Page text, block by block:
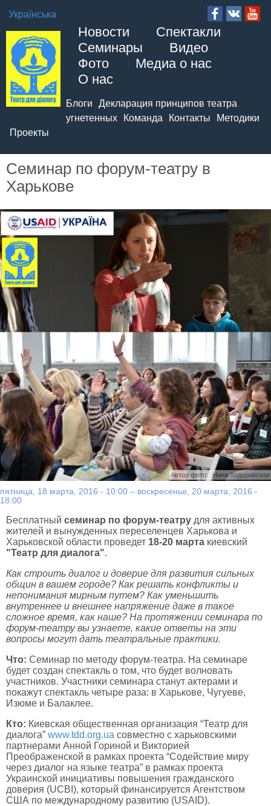
Новости
Спектакли
Семинары
Видео
Фото
Медиа о нас
О нас
Блоги
Декларация принципов театра
угнетенных
Команда Контакты
Методики
Проекты
Українська
Семинар по форум-театру в
Харькове
Автор фото: Нина Ходоривская
пятница, 18 марта, 2016 - 10:00 – воскресенье, 20 марта, 2016 -
18:00
Бесплатный семинар по форум-театру для активных
жителей и вынужденных переселенцев Харькова и
Харьковской области проведет 18-20 марта киевский
"Театр для диалога".
Как строить диалог и доверие для развития сильных
общин в вашем городе? Как решать конфликты и
непонимания мирным путем? Как уменьшить
внутреннее и внешнее напряжение даже в такое
сложное время, как наше? На протяжении семинара по
форум-театру вы узнаете, какие ответы на эти
вопросы могут дать театральные практики.
Что: Семинар по методу форум-театра. На семинаре
будет создан спектакль о том, что будет волновать
участников. Участники семинара станут актерами и
покажут спектакль четыре раза: в Харькове, Чугуеве,
Изюме и Балаклее.
Кто: Киевская общественная организация “Театр для
диалога” www.tdd.org.ua совместно с харьковскими
партнерами Анной Гориной и Викторией
Преображенской в рамках проекта “Содействие миру
через диалог на языке театра” в рамках проекта
Украинской инициативы повышения гражданского
доверия (UCBI), который финансируется Агентством
США по международному развитию (USAID).